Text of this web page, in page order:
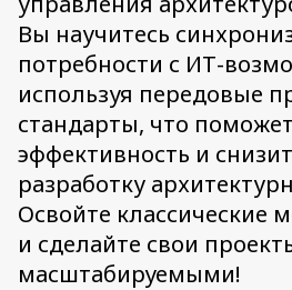
Вы научитесь
потребности с ИТ-
используя передовые
стандарты, что
эффективность и
разработку
Освойте классические
и сделайте свои
масштабируемыми!